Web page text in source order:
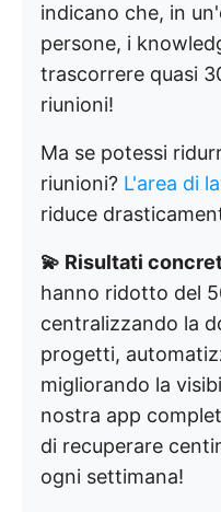
indicano che, in
persone, i
trascorrere quasi
riunioni!
Ma se potessi
riunioni? L'area di
riduce
💫 Risultati
hanno ridotto del
centralizzando la
progetti,
migliorando la
nostra app
di recuperare
ogni settimana!